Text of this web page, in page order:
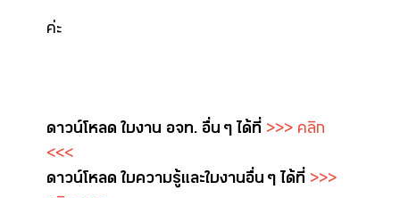
ค่ะ
ดาวน์โหลด ใบงาน อจท. อื่น ๆ ได้ที่ >>> คลิก
<<<
ดาวน์โหลด ใบความรู้และใบงาน อื่น ๆ ได้ที่ >>>